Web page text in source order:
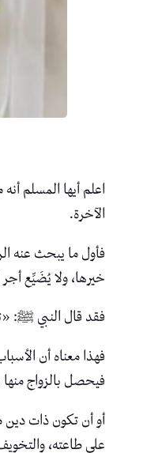
اعلم أيها المسلم
الآخرة.
فأول ما يبحث عنه
خيرها، ولا يُضَيِّع أجر
فقد قال النبي ﷺ:
فهذا معناه أن
فيحصل بالزواج منها
أو أن تكون ذات دين
على طاعته،